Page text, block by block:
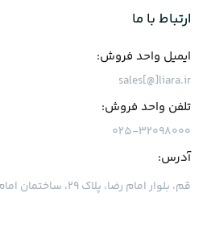
ارتباط با ما
ایمیل واحد فروش:
sales[@]liara.ir
تلفن واحد فروش:
۰۲۵-۳۲۰۹۸۰۰۰
آدرس:
قم، بلوار امام رضا، پلاک ۲۹، ساختمان امام رضا، طبقه ۳، واحد ۷